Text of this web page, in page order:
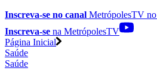
Inscreva-se no canal MetrópolesTV no
Inscreva-se na MetrópolesTV
Página Inicial
Saúde
Saúde